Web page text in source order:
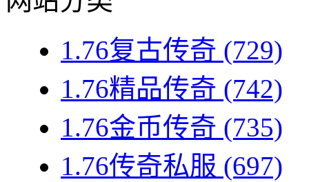
1.76复古传奇 (729)
1.76精品传奇 (742)
1.76金币传奇 (735)
1.76传奇私服 (697)